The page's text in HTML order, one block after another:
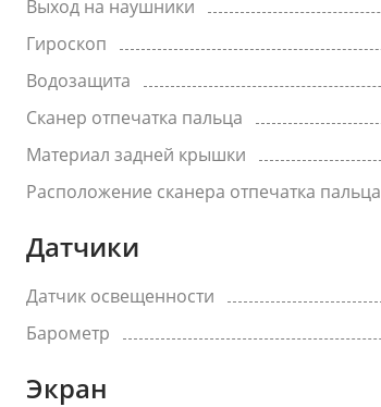
Выход на наушники
Гироскоп
Водозащита
Сканер отпечатка пальца
Материал задней крышки
Расположение сканера отпечатка пальца
Датчики
Датчик освещенности
Барометр
Экран